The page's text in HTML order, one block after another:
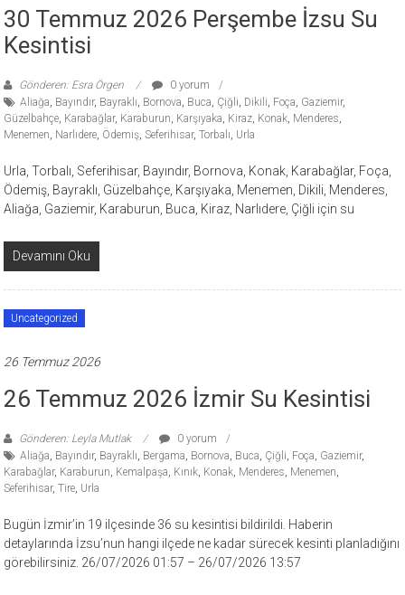
30 Temmuz 2026 Perşembe İzsu Su
Kesintisi
Gönderen: Esra Örgen
0 yorum
Aliağa, Bayındır, Bayraklı, Bornova, Buca, Çiğli, Dikili, Foça, Gaziemir,
Güzelbahçe, Karabağlar, Karaburun, Karşıyaka, Kiraz, Konak, Menderes,
Menemen, Narlıdere, Ödemiş,Seferihisar,Torbalı, Urla
Urla, Torbalı, Seferihisar, Bayındır, Bornova, Konak, Karabağlar, Foça,
Ödemiş, Bayraklı, Güzelbahçe, Karşıyaka, Menemen, Dikili, Menderes,
Aliağa, Gaziemir, Karaburun, Buca, Kiraz, Narlıdere, Çiğli için su
Devamını Oku
Uncategorized
26 Temmuz 2026
26 Temmuz 2026 İzmir Su Kesintisi
Gönderen: Leyla Mutlak
0 yorum
Aliağa, Bayındır, Bayraklı, Bergama, Bornova, Buca, Çiğli, Foça, Gaziemir,
Karabağlar, Karaburun, Kemalpaşa, Kınık, Konak, Menderes, Menemen,
Seferihisar,Tire, Urla
Bugün İzmir’in 19 ilçesinde 36 su kesintisi bildirildi. Haberin
detaylarında İzsu’nun hangi ilçede ne kadar sürecek kesinti planladığını
görebilirsiniz. 26/07/2026 01:57 – 26/07/2026 13:57